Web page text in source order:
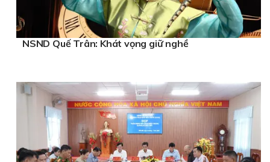
NSND Quế Trân: Khát vọng giữ nghề